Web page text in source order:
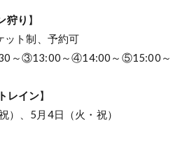
狩り 】
ット制、予約可
～③13:00～④14:00～⑤15:00～
レイン】
）、5月4日（火・祝）